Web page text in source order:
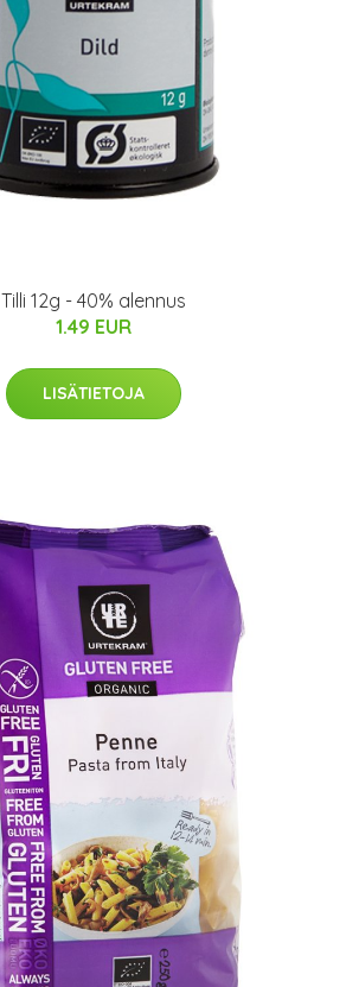
Tilli 12g - 40% alennus
1.49 EUR
LISÄTIETOJA